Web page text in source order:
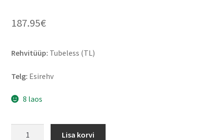
187.95€
Rehvitüüp: Tubeless (TL)
Telg: Esirehv
8 laos
Lisa korvi